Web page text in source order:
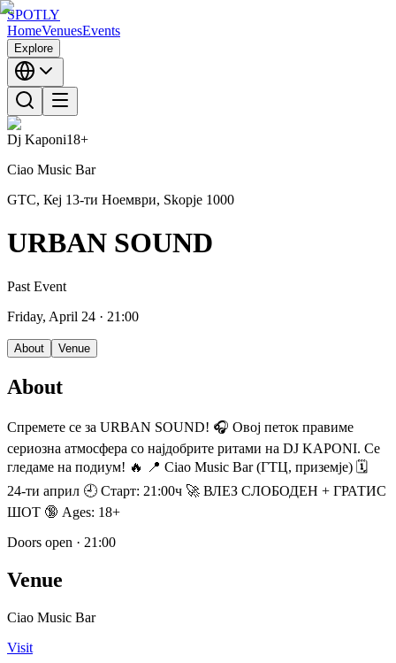
SPOTLY
HomeVenuesEvents
Explore
Dj Kaponi18+
Ciao Music Bar
GTC, Кеј 13-ти Ноември, Skopje 1000
URBAN SOUND
Past Event
Friday, April 24 · 21:00
About Venue
About
Спремете се за URBAN SOUND! 🎧 Овој петок правиме
сериозна атмосфера со најдобрите ритами на DJ KAPONI. Се
гледаме на подиум! 🔥 📍 Ciao Music Bar (ГТЦ, приземје) 🗓️
24-ти април 🕘 Старт: 21:00ч 🚀 ВЛЕЗ СЛОБОДЕН + ГРАТИС
ШОТ 🔞 Ages: 18+
Doors open · 21:00
Venue
Ciao Music Bar
Visit